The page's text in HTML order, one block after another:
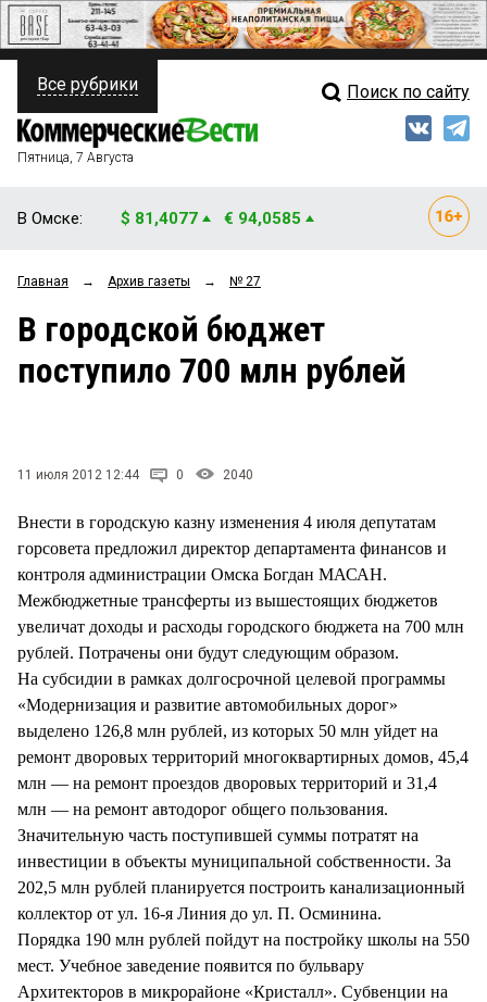
ПОЛИТИКА
ФИНАНСЫ
ОБЩЕСТВО
ЗАКОН
НОВОСТИ КОМПАНИЙ
Свежий выпуск
Рейтинги
Блоги
Все рубрики Поиск по сайту
Пятница, 7 Августа
В Омске: $ 81,4077 € 94,0585
Главная → Архив газеты → № 27
В городской бюджет
поступило 700 млн рублей
11 июля 2012 12:44 0 2040
Внести в городскую казну изменения 4 июля депутатам
горсовета предложил директор департамента финансов и
контроля администрации Омска Богдан МАСАН.
Межбюджетные трансферты из вышестоящих бюджетов
увеличат доходы и расходы городского бюджета на 700 млн
рублей. Потрачены они будут следующим образом.
На субсидии в рамках долгосрочной целевой программы
«Модернизация и развитие автомобильных дорог»
выделено 126,8 млн рублей, из которых 50 млн уйдет на
ремонт дворовых территорий многоквартирных домов, 45,4
млн — на ремонт проездов дворовых территорий и 31,4
млн — на ремонт автодорог общего пользования.
Значительную часть поступившей суммы потратят на
инвестиции в объекты муниципальной собственности. За
202,5 млн рублей планируется построить канализационный
коллектор от ул. 16-я Линия до ул. П. Осминина.
Порядка 190 млн рублей пойдут на постройку школы на 550
мест. Учебное заведение появится по бульвару
Архитекторов в микрорайоне «Кристалл». Субвенции на